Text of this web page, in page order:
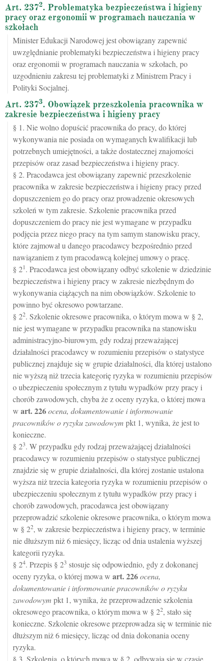
Art. 2372. Problematyka bezpieczeństwa i higieny
pracy oraz ergonomii w programach nauczania w
szkołach
Minister Edukacji Narodowej jest obowiązany zapewnić
uwzględnianie problematyki bezpieczeństwa i higieny pracy
oraz ergonomii w programach nauczania w szkołach, po
uzgodnieniu zakresu tej problematyki z Ministrem Pracy i
Polityki Socjalnej.
Art. 2373. Obowiązek przeszkolenia pracownika w
zakresie bezpieczeństwa i higieny pracy
§ 1. Nie wolno dopuścić pracownika do pracy, do której
wykonywania nie posiada on wymaganych kwalifikacji lub
potrzebnych umiejętności, a także dostatecznej znajomości
przepisów oraz zasad bezpieczeństwa i higieny pracy.
§ 2. Pracodawca jest obowiązany zapewnić przeszkolenie
pracownika w zakresie bezpieczeństwa i higieny pracy przed
dopuszczeniem go do pracy oraz prowadzenie okresowych
szkoleń w tym zakresie. Szkolenie pracownika przed
dopuszczeniem do pracy nie jest wymagane w przypadku
podjęcia przez niego pracy na tym samym stanowisku pracy,
które zajmował u danego pracodawcy bezpośrednio przed
nawiązaniem z tym pracodawcą kolejnej umowy o pracę.
§ 21. Pracodawca jest obowiązany odbyć szkolenie w dziedzinie
bezpieczeństwa i higieny pracy w zakresie niezbędnym do
wykonywania ciążących na nim obowiązków. Szkolenie to
powinno być okresowo powtarzane.
§ 22. Szkolenie okresowe pracownika, o którym mowa w § 2,
nie jest wymagane w przypadku pracownika na stanowisku
administracyjno-biurowym, gdy rodzaj przeważającej
działalności pracodawcy w rozumieniu przepisów o statystyce
publicznej znajduje się w grupie działalności, dla której ustalono
nie wyższą niż trzecia kategorię ryzyka w rozumieniu przepisów
o ubezpieczeniu społecznym z tytułu wypadków przy pracy i
chorób zawodowych, chyba że z oceny ryzyka, o której mowa
w art.226ocena, dokumentowanie i informowanie
pracowników o ryzyku zawodowym pkt 1, wynika, że jest to
konieczne.
§ 23. W przypadku gdy rodzaj przeważającej działalności
pracodawcy w rozumieniu przepisów o statystyce publicznej
znajdzie się w grupie działalności, dla której zostanie ustalona
wyższa niż trzecia kategoria ryzyka w rozumieniu przepisów o
ubezpieczeniu społecznym z tytułu wypadków przy pracy i
chorób zawodowych, pracodawca jest obowiązany
przeprowadzić szkolenie okresowe pracownika, o którym mowa
w § 22, w zakresie bezpieczeństwa i higieny pracy, w terminie
nie dłuższym niż 6 miesięcy, licząc od dnia ustalenia wyższej
kategorii ryzyka.
§ 24. Przepis § 23 stosuje się odpowiednio, gdy z dokonanej
oceny ryzyka, o której mowa w art.226ocena,
dokumentowanie i informowanie pracowników o ryzyku
zawodowym pkt 1, wynika, że przeprowadzenie szkolenia
okresowego pracownika, o którym mowa w § 22, stało się
konieczne. Szkolenie okresowe przeprowadza się w terminie nie
dłuższym niż 6 miesięcy, licząc od dnia dokonania oceny
ryzyka.
§ 3. Szkolenia, o których mowa w § 2, odbywają się w czasie